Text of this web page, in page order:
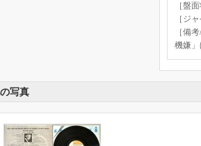
［盤
［ジ
［備
機嫌
写真